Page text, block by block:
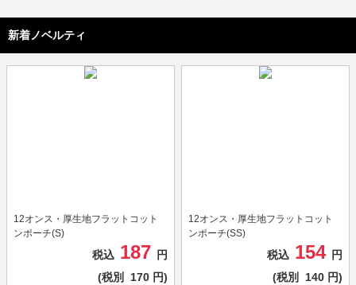
新着ノベルティ
12オンス・厚生地フラットコット
ンポーチ(S)
税込187
円
(税別
170 円)
12オンス・厚生地フラットコット
ンポーチ(SS)
税込154 円
(税別
140 円)